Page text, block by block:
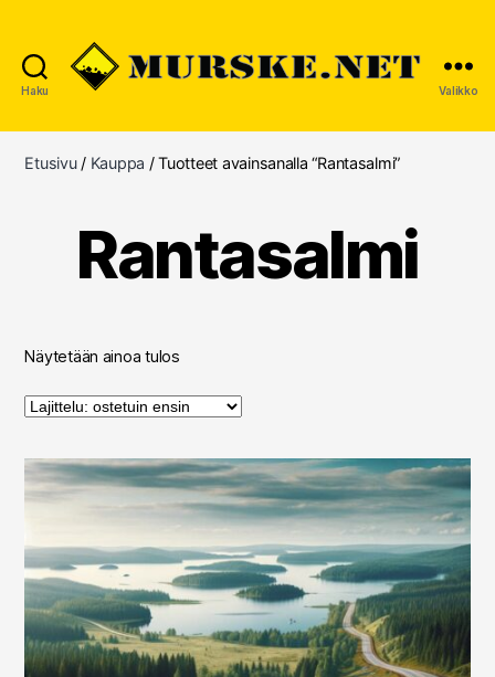
Haku Valikko
Etusivu/ Kauppa / Tuotteet avainsanalla “Rantasalmi”
Rantasalmi
Näytetään ainoa tulos